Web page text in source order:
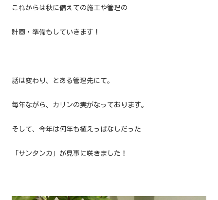
これからは秋に備えての施工や管理の
計画・準備もしていきます！
話は変わり、とある管理先にて。
毎年ながら、カリンの実がなっております。
そして、今年は何年も植えっぱなしだった
「サンタンカ」が見事に咲きました！